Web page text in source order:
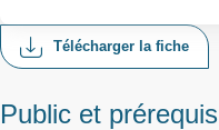
Télécharger la fiche
Public et prérequis